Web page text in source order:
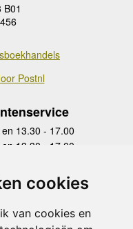
cookies
van cookies en
Postnl
13.30 - 17.00
13.30 - 17.00
en 13.30 - 17.00
13.30 - 17.00